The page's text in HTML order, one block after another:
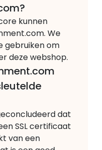
kunnen
We
gebruiken om
deze webshop.
dat
SSL certificaat
van een